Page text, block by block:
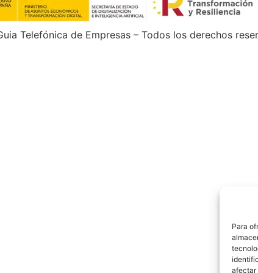
Para
afectar
Telefónica de Empresas – Todos los derechos